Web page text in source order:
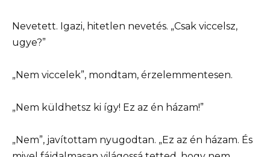
Nevetett. Igazi, hitetlen nevetés. „Csak viccelsz,
ugye?”
„Nem viccelek”, mondtam, érzelemmentesen.
„Nem küldhetsz ki így! Ez az én házam!”
„Nem”, javítottam nyugodtan. „Ez az én házam. És